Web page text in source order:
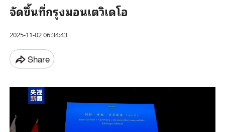
จัดขึ้นที่กรุงมอนเตวิเดโอ
2025-11-02 06:34:43
Share